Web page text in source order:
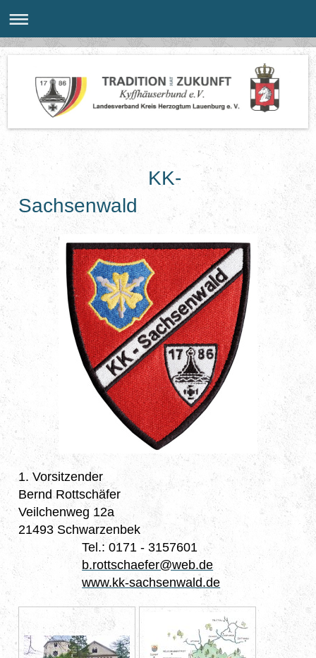
KK-
Sachsenwald
1. Vorsitzender
Bernd Rottschäfer
Veilchenweg 12a
21493 Schwarzenbek
Tel.: 0171 - 3157601
b.rottschaefer@web.de
www.kk-sachsenwald.de